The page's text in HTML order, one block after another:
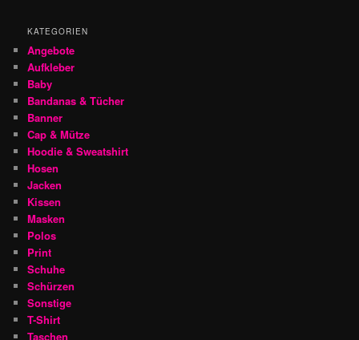
KATEGORIEN
Angebote
Aufkleber
Baby
Bandanas & Tücher
Banner
Cap & Mütze
Hoodie & Sweatshirt
Hosen
Jacken
Kissen
Masken
Polos
Print
Schuhe
Schürzen
Sonstige
T-Shirt
Taschen